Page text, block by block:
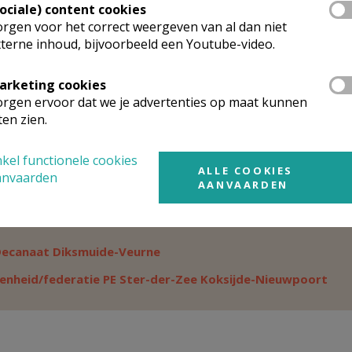
PeterVerbeke
70 bus 01/01
0476/29 02 56
Stuur een mailtje
Google Maps
wat je zocht? Hier vind je links naar de gegevens van
tot
Diksmuide-Veurne
federatie PE Ster-der-Zee Koksijde-Nieuwpoort
content cookies
voor het correct weergeven van al dan niet
inhoud, bijvoorbeeld een Youtube-video.
cookies
ervoor dat we je advertenties op maat kunnen
zien.
functionele cookies
ALLE COOKIES
AANVAARDEN